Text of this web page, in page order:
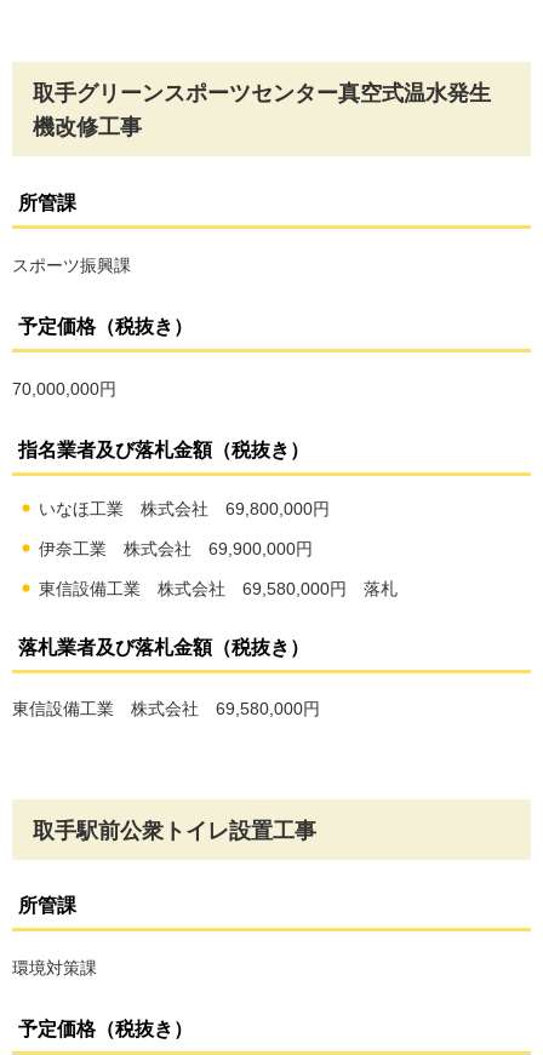
取手グリーンスポーツセンター真空式温水発生
機改修工事
所管課
スポーツ振興課
予定価格（税抜き）
70,000,000円
指名業者及び落札金額（税抜き）
いなほ工業 株式会社 69,800,000円
伊奈工業 株式会社 69,900,000円
東信設備工業 株式会社 69,580,000円 落札
落札業者及び落札金額（税抜き）
東信設備工業 株式会社 69,580,000円
取手駅前公衆トイレ設置工事
所管課
環境対策課
予定価格（税抜き）